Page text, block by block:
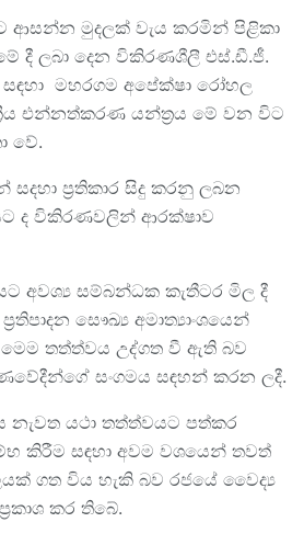
මුදලක් වැය කරමින් පිළිකා
දී ලබා දෙන විකිරණශීලී එස්.ඩී.ජී.
මහරගම අපේක්ෂා රෝහල
එන්නත්කරණ යන්ත්‍රය මේ වන විට
වේ.
ප්‍රතිකාර සිදු කරනු ලබන
ද විකිරණවලින් ආරක්ෂාව
අවශ්‍ය සම්බන්ධක කැතීටර මිල දී
සෞඛ්‍ය අමාත්‍යාංශයෙන්
තත්ත්වය උද්ගත වී ඇති බව
සංගමය සඳහන් කරන ලදී.
නැවත යථා තත්ත්වයට පත්කර
කිරීම සඳහා අවම වශයෙන් තවත්
ගත විය හැකි බව රජයේ වෛද්‍ය
කර තිබේ.